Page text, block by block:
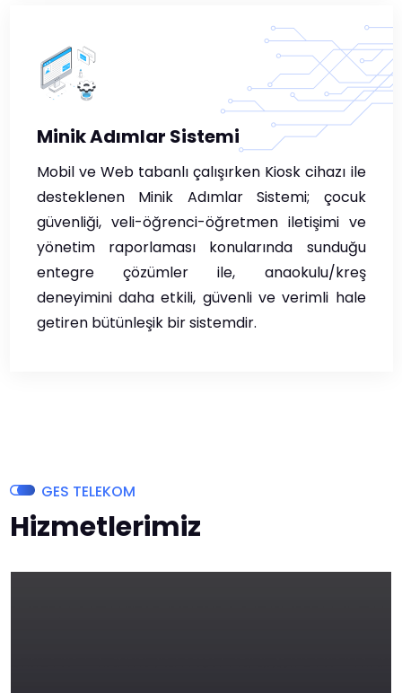
Minik Adımlar Sistemi
Mobil ve Web tabanlı çalışırken Kiosk cihazı ile
desteklenen Minik Adımlar Sistemi; çocuk
güvenliği, veli-öğrenci-öğretmen iletişimi ve
yönetim raporlaması konularında sunduğu
entegre çözümler ile, anaokulu/kreş
deneyimini daha etkili, güvenli ve verimli hale
getiren bütünleşik bir sistemdir.
GES TELEKOM
Hizmetlerimiz